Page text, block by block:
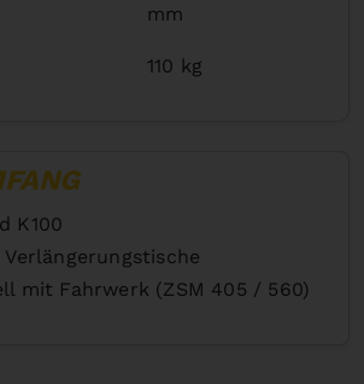
mm
110 kg
K100
Verlängerungstische
mit Fahrwerk (ZSM 405 / 560)